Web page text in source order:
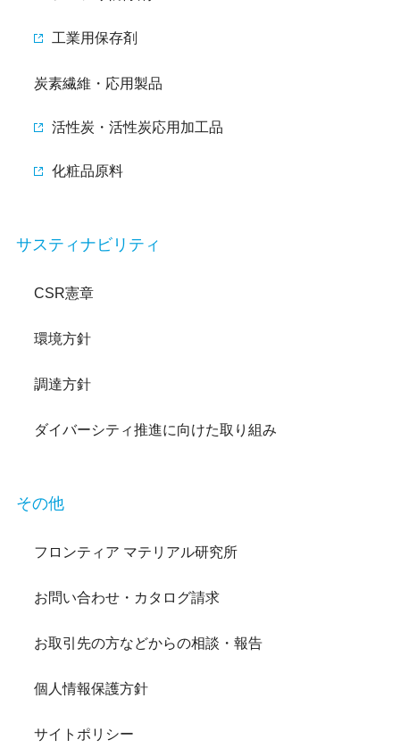
工業用保存剤
炭素繊維・応用製品
活性炭・活性炭応用加工品
化粧品原料
サスティナビリティ
CSR憲章
環境方針
調達方針
ダイバーシティ推進に向けた取り組み
その他
フロンティア マテリアル研究所
お問い合わせ・カタログ請求
お取引先の方などからの相談・報告
個人情報保護方針
サイトポリシー